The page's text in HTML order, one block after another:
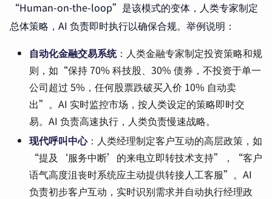
“Human-on-the-loop”是该模式的变体，人类专家制定
总体策略，AI 负责即时执行以确保合规。举例说明：
自动化金融交易系统：人类金融专家制定投资策略和规
则，如“保持 70% 科技股、30% 债券，不投资于单一
公司超过 5%，任何股票跌破买入价 10% 自动卖
出”。AI 实时监控市场，按人类设定的策略即时交
易。AI 负责高速执行，人类负责慢速战略。
现代呼叫中心：人类经理制定客户互动的高层政策，如
“提及‘服务中断’的来电立即转技术支持”，“客户
语气高度沮丧时系统应主动提供转接人工客服”。AI
负责初步客户互动，实时识别需求并自动执行经理政